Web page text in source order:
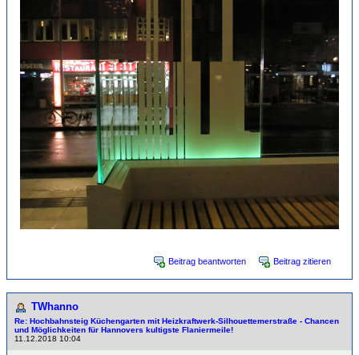
Beitrag beantworten Beitrag zitieren
TWhanno
Re: Hochbahnsteig Küchengarten mit Heizkraftwerk-Sil­hou­et­temerstraße - Chancen
und Möglichkeiten für Hannovers kultigste Flaniermeile!
11.12.2018 10:04